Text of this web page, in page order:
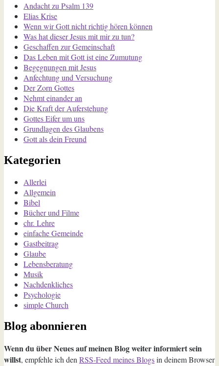
Andacht zu Psalm 139
Elias Krise
Wenn wir Gott nicht richtig hören können
Was hat dieser Jesus mit mir zu tun?
Geschaffen zur Gemeinschaft
Das Leben mit Gott ist eine Zumutung
Begegnungen mit Jesus
Anfechtung und Versuchung
Der Zorn Gottes
Nehmt einander an
Die Kraft der Auferstehung
Gottes Eifer um uns
Grundlagen des Glaubens
Gott als dein Freund
Kategorien
Allerlei
Allgemein
Bibel
Bücher und Filme
chr. Lehre
einfache Gemeinde
Gastbeitrag
Glaube
Lebensberatung
Musik
Nachdenkliches
Psychologie
simple Church
Blog abonnieren
Wenn du über Neues auf meinen Blog weiter informiert sein
willst, empfehle ich den RSS-Feed meines Blogsin deinem Browser